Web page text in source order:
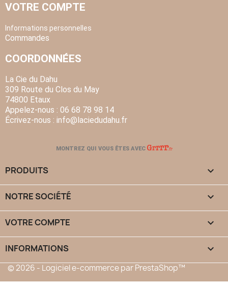
VOTRE COMPTE
Informations personnelles
Commandes
COORDONNÉES
La Cie du Dahu
309 Route du Clos du May
74800 Etaux
Appelez-nous : 06 68 78 98 14
Écrivez-nous : info@laciedudahu.fr
MONTREZ QUI VOUS ÊTES AVEC
PRODUITS 
NOTRE SOCIÉTÉ 
VOTRE COMPTE 
INFORMATIONS keyboard_arrow_down
© 2026 - Logiciel e-commerce par PrestaShop™